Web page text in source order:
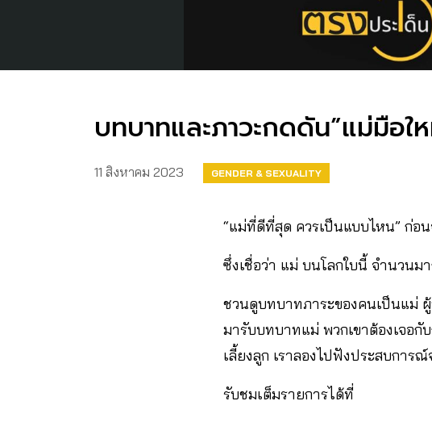
บทบาทและภาวะกดดัน”แม่มือใ
11 สิงหาคม 2023 GENDER & SEXUALITY
“แม่ที่ดีที่สุด ควรเป็นแบบไหน” ก่อ
ซึ่งเชื่อว่า แม่ บนโลกใบนี้ จำนวนม
ชวนดูบทบาทภาระของคนเป็นแม่
มารับบทบาทแม่ พวกเขาต้องเจอกั
เลี้ยงลูก เราลองไปฟังประสบการ
รับชมเต็มรายการได้ที่